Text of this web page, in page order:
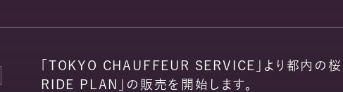
「TOKYO CHAUFFEUR SERVICE」より都内の
RIDE PLAN」の販売を開始します。